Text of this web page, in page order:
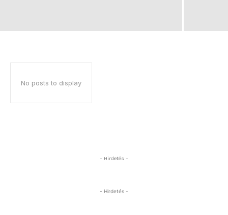
No posts to display
- Hirdetés -
- Hirdetés -